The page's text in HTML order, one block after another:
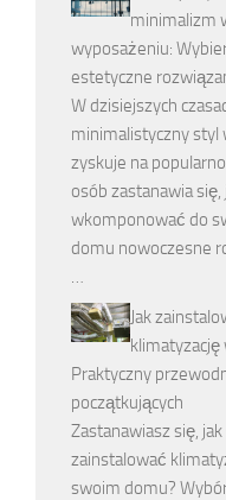
minimalizm
wyposażeniu:
estetyczne
W dzisiejszych
minimalistyczny styl
zyskuje na
osób zastanawia się,
wkomponować do
domu nowoczesne
…
Jak
klimatyzację
Praktyczny
początkujących
Zastanawiasz się,
zainstalować
swoim domu?